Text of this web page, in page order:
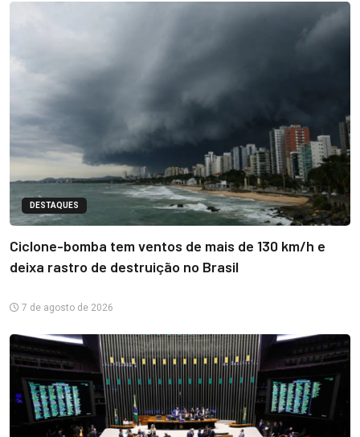
DESTAQUES
Ciclone-bomba tem ventos de mais de 130 km/h e
deixa rastro de destruição no Brasil
7 de agosto de 2026